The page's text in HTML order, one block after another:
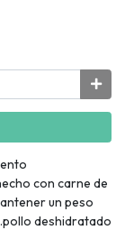
con carne de
un peso
deshidratado